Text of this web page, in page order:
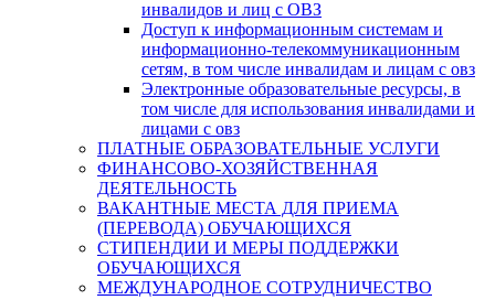
инвалидов и лиц с ОВЗ
Доступ к информационным системам и
информационно-телекоммуникационным
сетям, в том числе инвалидам и лицам с овз
Электронные образовательные ресурсы, в
том числе для использования инвалидами и
лицами с овз
ПЛАТНЫЕ ОБРАЗОВАТЕЛЬНЫЕ УСЛУГИ
ФИНАНСОВО-ХОЗЯЙСТВЕННАЯ
ДЕЯТЕЛЬНОСТЬ
ВАКАНТНЫЕ МЕСТА ДЛЯ ПРИЕМА
(ПЕРЕВОДА) ОБУЧАЮЩИХСЯ
СТИПЕНДИИ И МЕРЫ ПОДДЕРЖКИ
ОБУЧАЮЩИХСЯ
МЕЖДУНАРОДНОЕ СОТРУДНИЧЕСТВО